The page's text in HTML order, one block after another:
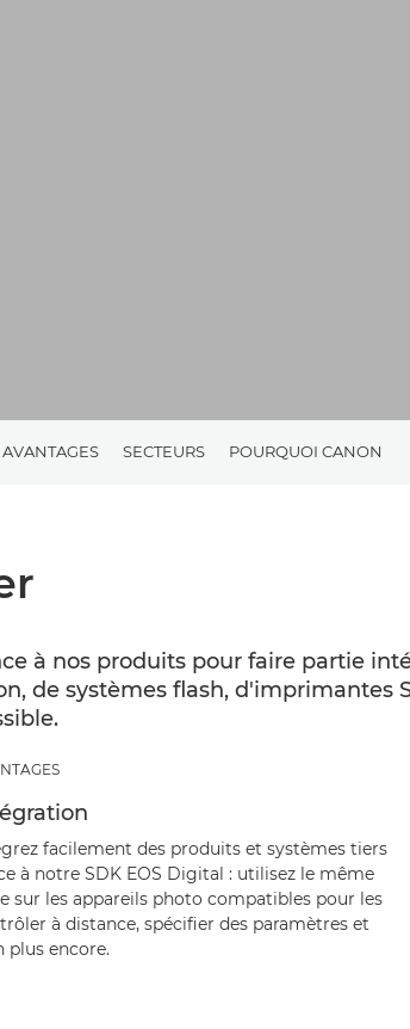
AVANTAGES SECTEURS POURQUOI CANON
à nos produits pour faire partie
de systèmes flash, d'imprimantes
facilement des produits et systèmes tiers
à notre SDK EOS Digital : utilisez le même
sur les appareils photo compatibles pour les
à distance, spécifier des paramètres et
plus encore.